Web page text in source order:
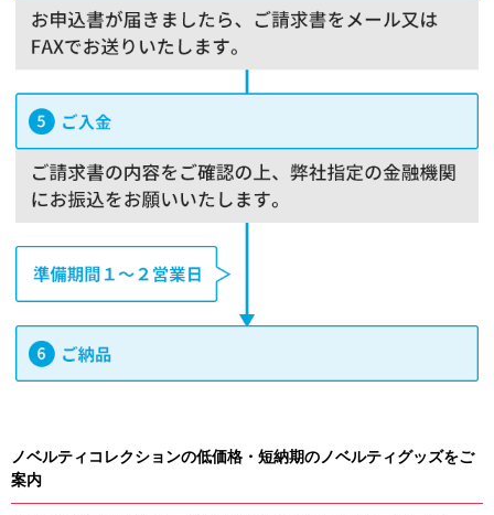
ノベルティコレクションの低価格・短納期のノベルティグッズをご
案内